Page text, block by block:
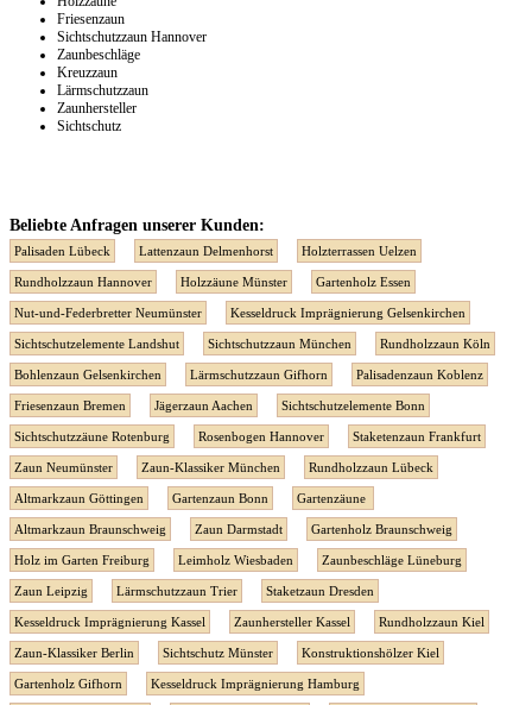
Friesenzaun
Sichtschutzzaun Hannover
Zaunbeschläge
Kreuzzaun
Lärmschutzzaun
Zaunhersteller
Sichtschutz
Beliebte Anfragen unserer Kunden:
Palisaden Lübeck Lattenzaun Delmenhorst Holzterrassen Uelzen
Rundholzzaun Hannover Holzzäune Münster Gartenholz Essen
Nut-und-Federbretter Neumünster Kesseldruck Imprägnierung Gelsenkirchen
Sichtschutzelemente Landshut Sichtschutzzaun München Rundholzzaun Köln
Bohlenzaun Gelsenkirchen Lärmschutzzaun Gifhorn Palisadenzaun Koblenz
Friesenzaun Bremen Jägerzaun Aachen Sichtschutzelemente Bonn
Sichtschutzzäune Rotenburg Rosenbogen Hannover Staketenzaun Frankfurt
Zaun Neumünster Zaun-Klassiker München Rundholzzaun Lübeck
Altmarkzaun Göttingen Gartenzaun Bonn Gartenzäune
Altmarkzaun Braunschweig Zaun Darmstadt Gartenholz Braunschweig
Holz im Garten Freiburg Leimholz Wiesbaden Zaunbeschläge Lüneburg
Zaun Leipzig Lärmschutzzaun Trier Staketzaun Dresden
Kesseldruck Imprägnierung Kassel Zaunhersteller Kassel Rundholzzaun Kiel
Zaun-Klassiker Berlin Sichtschutz Münster Konstruktionshölzer Kiel
Gartenholz Gifhorn Kesseldruck Imprägnierung Hamburg